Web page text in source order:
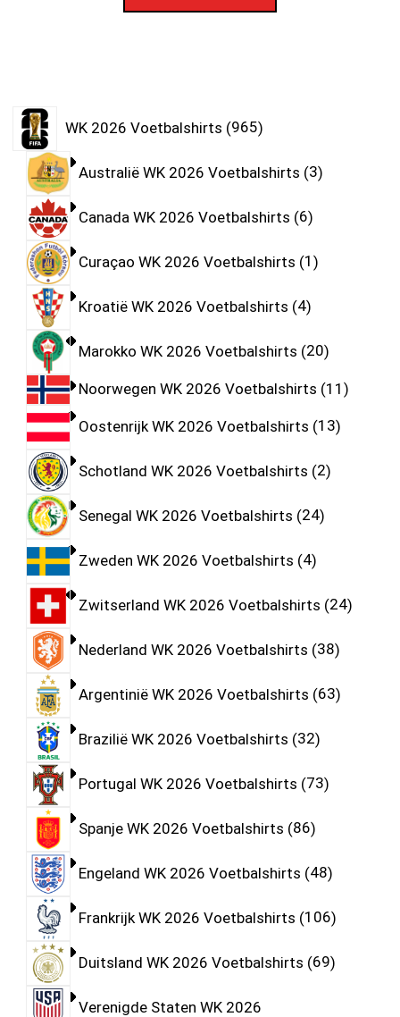
WK 2026 Voetbalshirts 965
Australië WK 2026 Voetbalshirts 3
Canada WK 2026 Voetbalshirts 6
Curaçao WK 2026 Voetbalshirts 1
Kroatië WK 2026 Voetbalshirts 4
Marokko WK 2026 Voetbalshirts 20
Noorwegen WK 2026 Voetbalshirts 11
Oostenrijk WK 2026 Voetbalshirts 13
Schotland WK 2026 Voetbalshirts 2
Senegal WK 2026 Voetbalshirts 24
Zweden WK 2026 Voetbalshirts 4
Zwitserland WK 2026 Voetbalshirts 24
Nederland WK 2026 Voetbalshirts 38
Argentinië WK 2026 Voetbalshirts 63
Brazilië WK 2026 Voetbalshirts 32
Portugal WK 2026 Voetbalshirts 73
Spanje WK 2026 Voetbalshirts 86
Engeland WK 2026 Voetbalshirts 48
Frankrijk WK 2026 Voetbalshirts 106
Duitsland WK 2026 Voetbalshirts 69
Verenigde Staten WK 2026